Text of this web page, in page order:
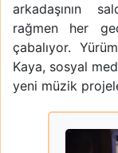
arkadaşının
rağmen her
çabalıyor.
Kaya, sosyal
yeni müzik